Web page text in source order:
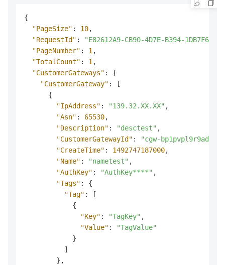
{
"PageSize" : 10,
"RequestId" :
"E82612A9-CB90-4D7E-B394-
"PageNumber" : 1 ,
"TotalCount" : 1 ,
"CustomerGateways" :
{
"CustomerGateway" :
[
{
"IpAddress" : "139.32.XX.XX" ,
"Asn" : 65530,
"Description" : "desctest" ,
"CustomerGatewayId" :
"cgw-
"CreateTime" : 1492747187000,
"Name" : "nametest" ,
"AuthKey" : "AuthKey****" ,
"Tags" :
{
"Tag" :
[
{
"Key" : "TagKey" ,
"Value" :
"TagValue"
}
]
} ,